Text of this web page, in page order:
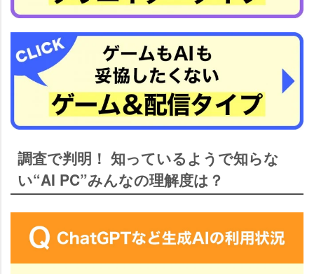
調査で判明！ 知っているようで知らな
い“AI PC”みんなの理解度は？